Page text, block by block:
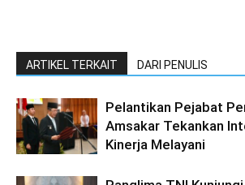
ARTIKEL TERKAIT DARI PENULIS
Pelantikan Pejabat
Amsakar Tekankan
Kinerja Melayani